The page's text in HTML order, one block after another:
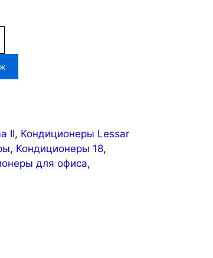
II, Кондиционеры Lessar
, Кондиционеры 18,
для офиса,